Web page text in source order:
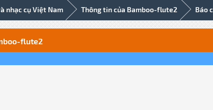
nhạc cụ Việt Nam Thông tin của Bamboo-flute2 Báo
flute2